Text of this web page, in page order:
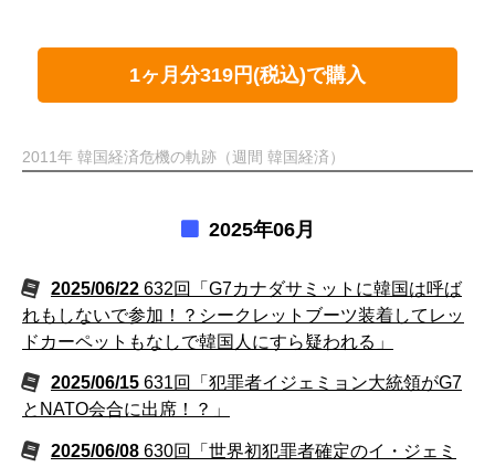
1ヶ月分319円(税込)で購入
2011年 韓国経済危機の軌跡（週間 韓国経済）
2025年06月
2025/06/22 632回「G7カナダサミットに韓国は呼ば
れもしないで参加！？シークレットブーツ装着してレッ
ドカーペットもなしで韓国人にすら疑われる」
2025/06/15 631回「犯罪者イジェミョン大統領がG7
とNATO会合に出席！？」
2025/06/08 630回「世界初犯罪者確定のイ・ジェミ